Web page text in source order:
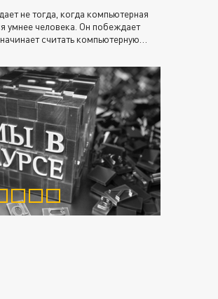
не тогда, когда компьютерная
умнее человека. Он побеждает
считать компьютерную